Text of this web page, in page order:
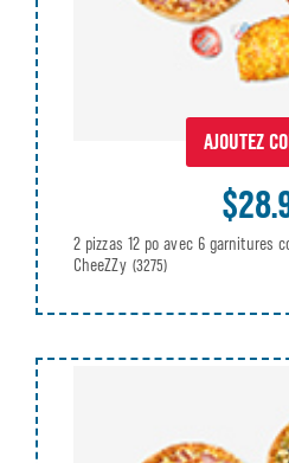
AJOUTEZ
2 pizzas 12 po avec 6 garnitures
CheeZZy (3275)